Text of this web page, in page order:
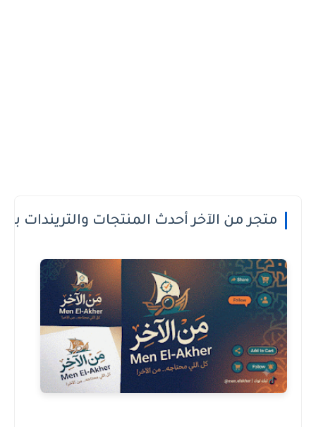
متجر من الآخر أحدث المنتجات والتريندات